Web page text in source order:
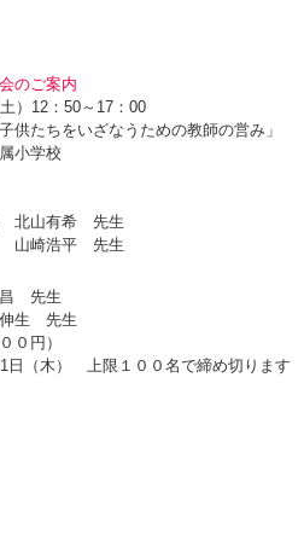
のご案内
）12：50～17：00
供たちをいざなうための教師の営み」
小学校
山有希 先生
崎浩平 先生
先生
生 先生
０円）
（木） 上限１００名で締め切ります